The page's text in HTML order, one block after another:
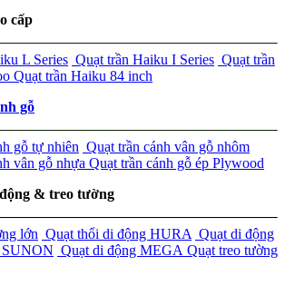
cấp
L Series Quạt trần Haiku I Series Quạt trần
Quạt trần Haiku 84 inch
gỗ
gỗ tự nhiên Quạt trần cánh vân gỗ nhôm
vân gỗ nhựa Quạt trần cánh gỗ ép Plywood
& treo tường
lớn Quạt thổi di động HURA Quạt di động
SUNON Quạt di động MEGA Quạt treo tường